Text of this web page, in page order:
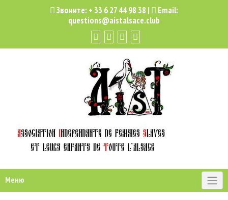
Звоните: + 33 6 27 44 98 38 |
Email:
questions@aistalsace.club
Меню